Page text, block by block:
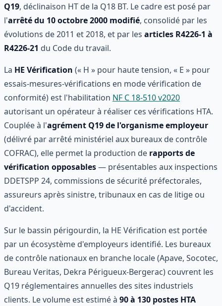
Q19, déclinaison HT de la Q18 BT. Le cadre est posé par
l'arrêté du 10 octobre 2000 modifié, consolidé par les
évolutions de 2011 et 2018, et par les articles R4226-1 à
R4226-21 du Code du travail.
La HE Vérification (« H » pour haute tension, « E » pour
essais-mesures-vérifications en mode vérification de
conformité) est l'habilitation NF C 18-510 v2020
autorisant un opérateur à réaliser ces vérifications HTA.
Couplée à l'agrément Q19 de l'organisme employeur
(délivré par arrêté ministériel aux bureaux de contrôle
COFRAC), elle permet la production de rapports de
vérification opposables— présentables aux inspections
DDETSPP 24, commissions de sécurité préfectorales,
assureurs après sinistre, tribunaux en cas de litige ou
d'accident.
Sur le bassin périgourdin, la HE Vérification est portée
par un écosystème d'employeurs identifié. Les bureaux
de contrôle nationaux en branche locale (Apave, Socotec,
Bureau Veritas, Dekra Périgueux-Bergerac) couvrent les
Q19 réglementaires annuelles des sites industriels
clients. Le volume est estimé à 90 à 130 postes HTA